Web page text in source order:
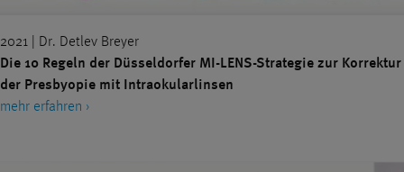
2021 | Dr. Detlev Breyer
Die 10 Regeln der Düsseldorfer MI-LENS-Strategie zur Korrektur
der Presbyopie mit Intraokularlinsen
mehr erfahren ›